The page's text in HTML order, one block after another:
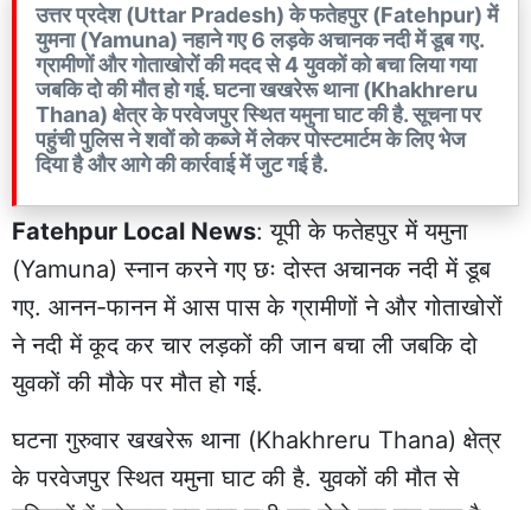
उत्तर प्रदेश (Uttar Pradesh) के फतेहपुर (Fatehpur) में
युमना (Yamuna) नहाने गए 6 लड़के अचानक नदी में डूब गए.
ग्रामीणों और गोताखोरों की मदद से 4 युवकों को बचा लिया गया
जबकि दो की मौत हो गई. घटना खखरेरू थाना (Khakhreru
Thana) क्षेत्र के परवेजपुर स्थित यमुना घाट की है. सूचना पर
पहुंची पुलिस ने शवों को कब्जे में लेकर पोस्टमार्टम के लिए भेज
दिया है और आगे की कार्रवाई में जुट गई है.
Fatehpur Local News: यूपी के फतेहपुर में यमुना
(Yamuna) स्नान करने गए छः दोस्त अचानक नदी में डूब
गए. आनन-फानन में आस पास के ग्रामीणों ने और गोताखोरों
ने नदी में कूद कर चार लड़कों की जान बचा ली जबकि दो
युवकों कीमौके पर मौत हो गई.
घटना गुरुवार खखरेरू थाना (Khakhreru Thana) क्षेत्र
के परवेजपुर स्थित यमुना घाट की है. युवकों की मौत से